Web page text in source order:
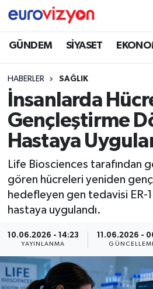
GÜNDEM SİYASET
HABERLER SAĞLIK
İnsanlarda
Gençleştirme
Hastaya
Life Biosciences tarafından
gören hücreleri yeniden
hedefleyen gen tedavisi ER-
hastaya uygulandı.
10.06.2026 - 14:23
YAYINLANMA
11.06.2026 -